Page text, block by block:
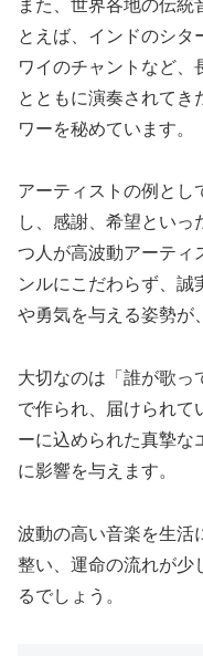
また、世界各地の伝統
とえば、インドのシタ
ワイのチャントなど、
とともに演奏されてき
ワーを秘めています。
アーティストの例とし
し、感謝、希望とい
つ人が高波動アーティ
ンルにこだわらず、誠
や勇気を与える姿勢が
大切なのは「誰が歌っ
で作られ、届けられて
ーに込められた真摯な
に影響を与えます。
波動の高い音楽を生活
整い、運命の流れが少
るでしょう。